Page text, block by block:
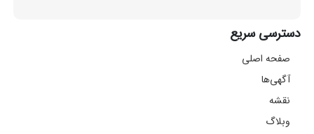
دسترسی سریع
صفحه اصلی
آگهی‌ها
نقشه
وبلاگ